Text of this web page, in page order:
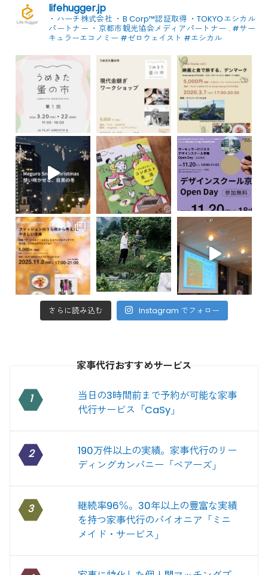
lifehugger.jp
・ハーチ株式会社 ・B Corp™認証取得 ・TOKYOエシカル
パートナー ・京都市観光協会メディアパートナー . #サー
キュラーエコノミー #ゼロウェイスト #エシカル
さらに読み込む Instagram でフォロー
家事代行おすすめサービス
1
当日の3時間前まで予約が可能な家事
代行サービス「CaSy」
2
190万件以上の実績。家事代行のリー
ディングカンパニー「ベアーズ」
3
継続率96％。30年以上の豊富な実績
を持つ家事代行のパイオニア「ミニ
メイド・サービス」